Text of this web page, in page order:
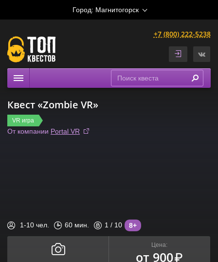
Город: Магнитогорск
+7 (800) 222-5238
Расписание
Рейтинги
Квест «Zombie VR»
VR игра
От компании Portal VR
1-10 чел. 60 мин. 1 / 10 8+
Цена:
от 900₽